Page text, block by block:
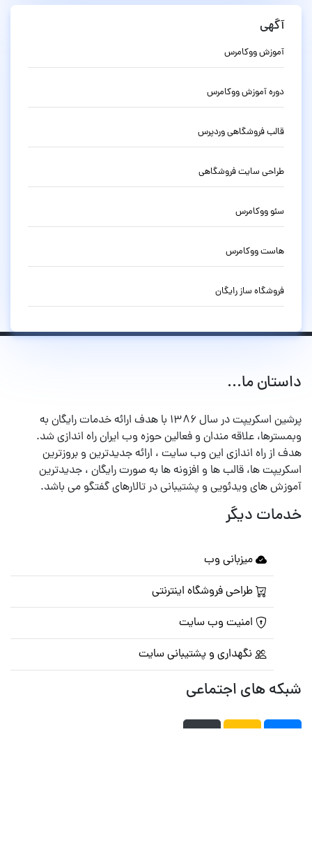
آگهی
آموزش ووکامرس
دوره آموزش ووکامرس
قالب فروشگاهی وردپرس
طراحی سایت فروشگاهی
سئو ووکامرس
هاست ووکامرس
فروشگاه ساز رایگان
داستان ما...
پرشین اسکریپت در سال ۱۳۸۶ با هدف ارائه خدمات رایگان به
وبمسترها، علاقه مندان و فعالین حوزه وب ایران راه اندازی شد.
هدف از راه اندازی این وب سایت ، ارائه جدیدترین و بروزترین
اسکریپت ها، قالب ها و افزونه ها به صورت رایگان ، جدیدترین
آموزش های ویدئویی و پشتیبانی در تالارهای گفتگو می باشد.
خدمات دیگر
میزبانی وب
طراحی فروشگاه اینترنتی
امنیت وب سایت
نگهداری و پشتیبانی سایت
شبکه های اجتماعی